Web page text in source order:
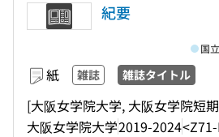
紀要
紙 雑誌 雑誌タイトル
[大阪女学院大学, 大阪女学院短
大阪女学院大学2019-2024
国